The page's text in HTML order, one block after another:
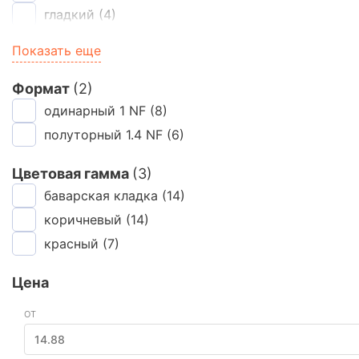
гладкий (4)
Показать еще
Формат (2)
одинарный 1 NF (8)
полуторный 1.4 NF (6)
Цветовая гамма (3)
баварская кладка (14)
коричневый (14)
красный (7)
Цена
ОТ